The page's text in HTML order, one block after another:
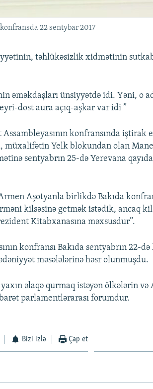
22 sentybar 2017
təhlükəsizlik xidmətinin
əməkdaşları ünsiyyətdə idi. Yəni, o
dost aura açıq-aşkar var idi ”
konfransında iştirak
müxalifətin Yelk blokundan olan
sentyabrın 25-də Yerevana
Aşotyanla birlikdə Bakıda
kilsəsinə getmək istədik, ancaq
Kitabxanasına məxsusdur”.
konfransı Bakıda sentyabrın 22-
məsələlərinə həsr olunmuşdu.
əlaqə qurmaq istəyən ölkələrin və
parlamentlərarası forumdur.
Bizi izlə Çap et